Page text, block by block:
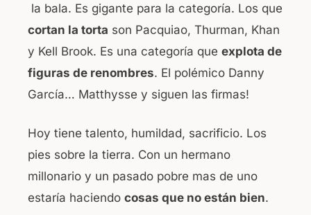
la bala. Es gigante para la categoría. Los que
cortan la torta son Pacquiao, Thurman, Khan
y Kell Brook. Es una categoría que explota de
figuras de renombres. El polémico Danny
García… Matthysse y siguen las firmas!
Hoy tiene talento, humildad, sacrificio. Los
pies sobre la tierra. Con un hermano
millonario y un pasado pobre mas de uno
estaría haciendo cosas que no están bien.